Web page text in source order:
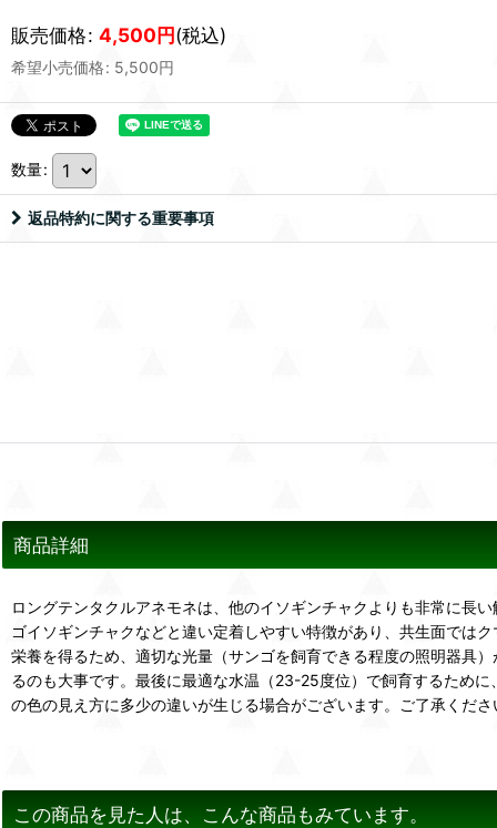
販売価格: 4,500円(税込)
希望小売価格: 5,500円
数量:
返品特約に関する重要事項
商品詳細
ロングテンタクルアネモネは、他のイソギンチャクよりも非常に長
ゴイソギンチャクなどと違い定着しやすい特徴があり、共生面では
栄養を得るため、適切な光量（サンゴを飼育できる程度の照明器具
るのも大事です。最後に最適な水温（23-25度位）で飼育するため
の色の見え方に多少の違いが生じる場合がございます。ご了承くださ
この商品を見た人は、こんな商品もみています。